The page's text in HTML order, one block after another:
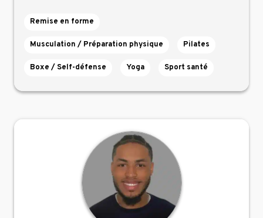
Remise en forme
Musculation / Préparation physique Pilates
Boxe / Self-défense Yoga Sport santé